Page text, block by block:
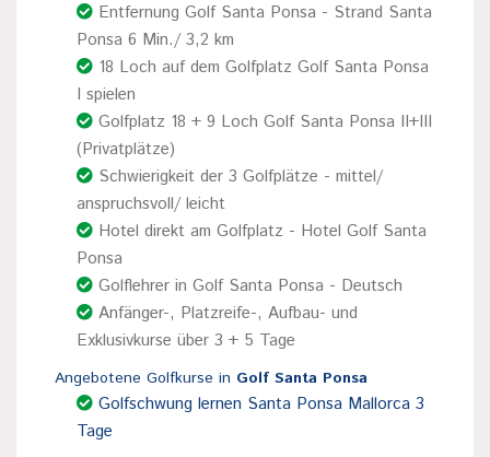
Entfernung Golf Santa Ponsa - Strand Santa
Ponsa 6 Min./ 3,2 km
18 Loch auf dem Golfplatz Golf Santa Ponsa
I spielen
Golfplatz 18 + 9 Loch Golf Santa Ponsa II+III
(Privatplätze)
Schwierigkeit der 3 Golfplätze - mittel/
anspruchsvoll/ leicht
Hotel direkt am Golfplatz - Hotel Golf Santa
Ponsa
Golflehrer in Golf Santa Ponsa - Deutsch
Anfänger-, Platzreife-, Aufbau- und
Exklusivkurse über 3 + 5 Tage
Angebotene Golfkurse in Golf Santa Ponsa
Golfschwung lernen Santa Ponsa Mallorca 3
Tage